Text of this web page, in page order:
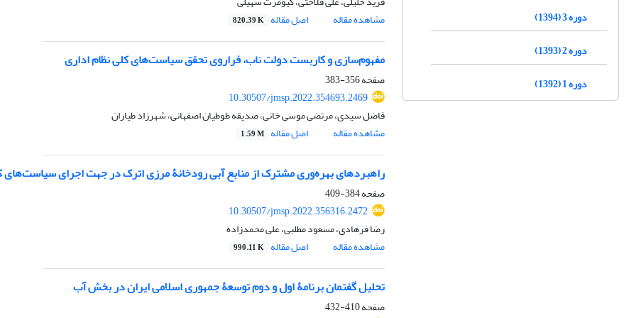
مشاهده مقاله
اصل مقاله 820.39 K
مفهوم‌سازی و کاربست دولت ناب، فراروی تحقق سیاست‌های کلی نظام اداری
صفحه356-383
10.30507/jmsp.2022.354693.2469
فاضل سیدی، مرتضی موسی خانی، صدیقه طوطیان اصفهانی، شهرزاد طیاران
مشاهده مقاله
اصل مقاله 1.59 M
راهبردهای بهره‌وری مشترک از منابع آبی رودخانۀ مرزی اترک در جهت اجرای سیاست‌های
صفحه384-409
10.30507/jmsp.2022.356316.2472
رضا فرهادی، مسعود مطلبی، علی محمدزاده
مشاهده مقاله
اصل مقاله 990.11 K
تحلیل گفتمان برنامۀ اول و دوم توسعۀ جمهوری اسلامی ایران در بخش آب
صفحه410-432
دوره 3 (1394)
دوره 2 (1393)
دوره 1 (1392)